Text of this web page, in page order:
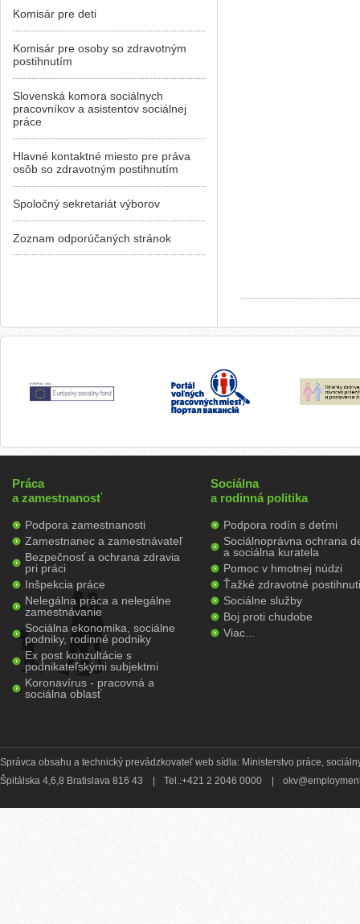
Komisár pre deti
Komisár pre osoby so zdravotným
postihnutím
Slovenská komora sociálnych
pracovníkov a asistentov sociálnej
práce
Hlavné kontaktné miesto pre práva
osôb so zdravotným postihnutím
Spoločný sekretariát výborov
Zoznam odporúčaných stránok
Práca
a zamestnanosť
Podpora zamestnanosti
Zamestnanec a zamestnávateľ
Bezpečnosť a ochrana zdravia
pri práci
Inšpekcia práce
Nelegálna práca a nelegálne
zamestnávanie
Sociálna ekonomika, sociálne
podniky, rodinné podniky
Ex post konzultácie s
podnikateľskými subjektmi
Koronavírus - pracovná a
sociálna oblasť
Sociálna
a rodinná politika
Podpora rodín s deťmi
Sociálnoprávna ochrana
a sociálna kuratela
Pomoc v hmotnej núdzi
Ťažké zdravotné
Sociálne služby
Boj proti chudobe
Viac...
Správca obsahu a technický prevádzkovateľ web sídla: Ministerstvo práce,
Špitálska 4,6,8 Bratislava 816 43
Tel.:+421 2 2046 0000